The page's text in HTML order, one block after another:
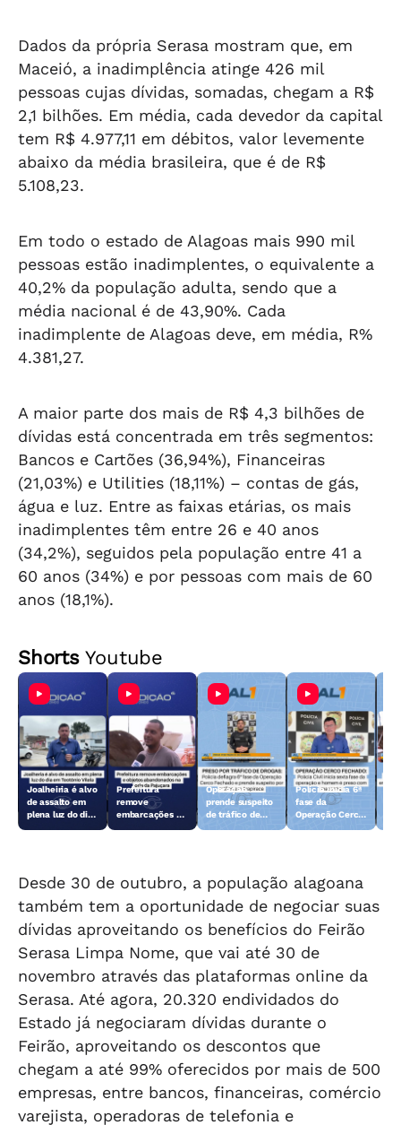
Dados da própria Serasa mostram que, em
Maceió, a inadimplência atinge 426 mil
pessoas cujas dívidas, somadas, chegam a R$
2,1 bilhões. Em média, cada devedor da capital
tem R$ 4.977,11 em débitos, valor levemente
abaixo da média brasileira, que é de R$
5.108,23.
Em todo o estado de Alagoas mais 990 mil
pessoas estão inadimplentes, o equivalente a
40,2% da população adulta, sendo que a
média nacional é de 43,90%. Cada
inadimplente de Alagoas deve, em média, R%
4.381,27.
A maior parte dos mais de R$ 4,3 bilhões de
dívidas está concentrada em três segmentos:
Bancos e Cartões (36,94%), Financeiras
(21,03%) e Utilities (18,11%) – contas de gás,
água e luz. Entre as faixas etárias, os mais
inadimplentes têm entre 26 e 40 anos
(34,2%), seguidos pela população entre 41 a
60 anos (34%) e por pessoas com mais de 60
anos (18,1%).
ShortsYoutube
Joalheiria é alvo
de assalto em
plena luz do dia
Prefeitura
remove
embarcações e
Operação
prende suspeito
de tráfico de
Polícia inicia 6ª
fase da
Operação Cerco
Desde 30 de outubro, a população alagoana
também tem a oportunidade de negociar suas
dívidas aproveitando os benefícios do Feirão
Serasa Limpa Nome, que vai até 30 de
novembro através das plataformas online da
Serasa. Até agora, 20.320 endividados do
Estado já negociaram dívidas durante o
Feirão, aproveitando os descontos que
chegam a até 99% oferecidos por mais de 500
empresas, entre bancos, financeiras, comércio
varejista, operadoras de telefonia e